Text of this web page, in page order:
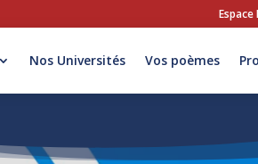
Nos Universités Vos poèmes